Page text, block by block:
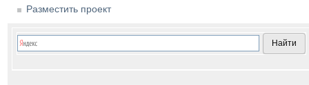
Разместить проект